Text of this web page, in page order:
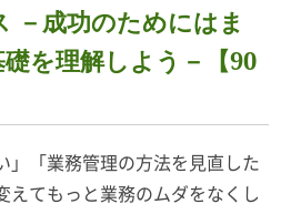
－成功のためにはま
を理解しよう－【90
」「業務管理の方法を見直した
えてもっと業務のムダをなくし